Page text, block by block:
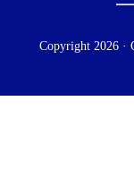
Copyright 2026 ·